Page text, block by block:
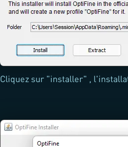
Cliquez sur "installer" ,